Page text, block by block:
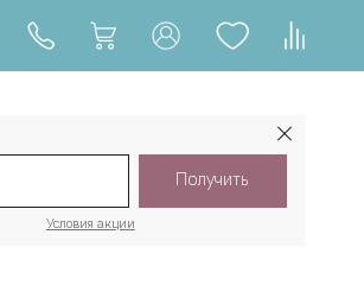
Получить
Условия акции